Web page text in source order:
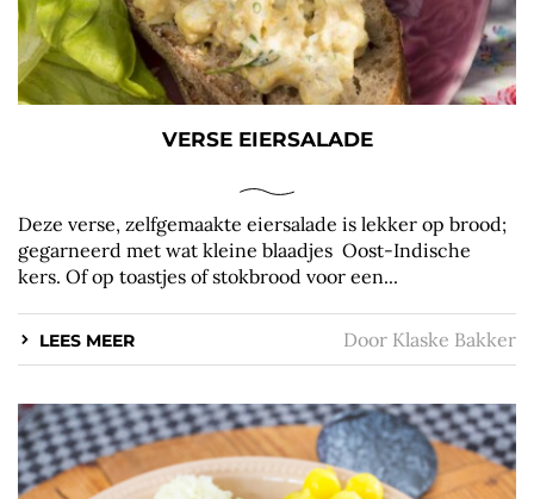
VERSE EIERSALADE
Deze verse, zelfgemaakte eiersalade is lekker op brood;
gegarneerd met wat kleine blaadjes Oost-Indische
kers. Of op toastjes of stokbrood voor een...
LEES MEER Door Klaske Bakker